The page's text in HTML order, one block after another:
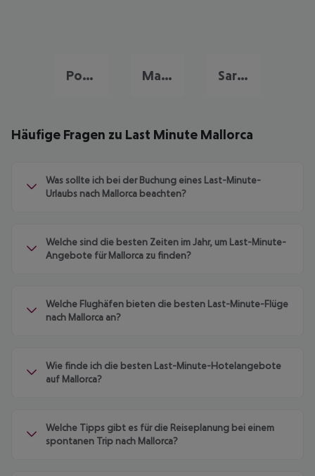
Portugal Urlaub Malta Last Minute Sardinien Last Minute
Häufige Fragen zu Last Minute Mallorca
Was sollte ich bei der Buchung eines Last-Minute-
Urlaubs nach Mallorca beachten?
Welche sind die besten Zeiten im Jahr, um Last-Minute-
Angebote für Mallorca zu finden?
Welche Flughäfen bieten die besten Last-Minute-Flüge
nach Mallorca an?
Wie finde ich die besten Last-Minute-Hotelangebote
auf Mallorca?
Welche Tipps gibt es für die Reiseplanung bei einem
spontanen Trip nach Mallorca?